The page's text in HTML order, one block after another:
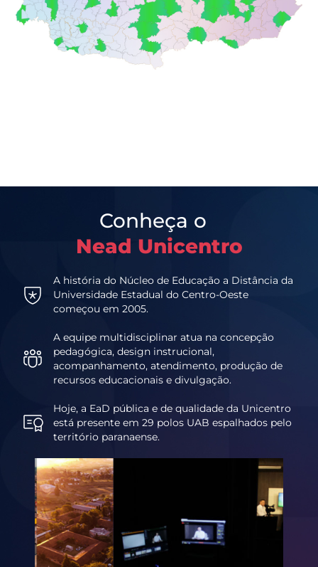
Conheça o
Nead Unicentro
A história do Núcleo de Educação a Distância da
Universidade Estadual do Centro-Oeste
começou em 2005.
A equipe multidisciplinar atua na concepção
pedagógica, design instrucional,
acompanhamento, atendimento, produção de
recursos educacionais e divulgação.
Hoje, a EaD pública e de qualidade da Unicentro
está presente em 29 polos UAB espalhados pelo
território paranaense.